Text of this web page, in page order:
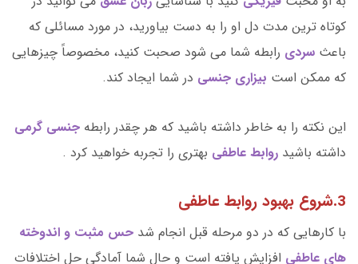
کوتاه ترین مدت دل او را به دست بیاورید، در مورد مسائلی که
باعث سردی رابطه شما می شود صحبت کنید، مخصوصاً چیزهایی
که ممکن است بیزاری جنسی در شما ایجاد کند.
این نکته را به خاطر داشته باشید که هر چقدر رابطه جنسی گرمی
داشته باشید روابط عاطفی بهتری را تجربه خواهید کرد .
3.شروع بهبود روابط عاطفی
با کارهایی که در دو مرحله قبل انجام شد حس مثبت و اندوخته
های عاطفی افزایش یافته است و حال شما آمادگی حل اختلافات